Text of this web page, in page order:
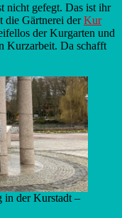
nicht gefegt. Das ist ihr
die Gärtnerei derKur
der Kurgarten und
Kurzarbeit. Da schafft
in der Kurstadt –